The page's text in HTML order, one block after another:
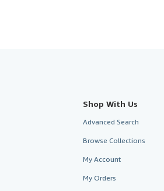
Shop With Us
Advanced Search
Browse Collections
My Account
My Orders